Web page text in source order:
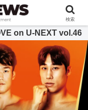
] 公式サイト
on U-NEXT vol.46
検索